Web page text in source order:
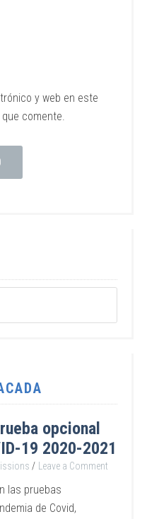
y web en este
comente.
opcional
19 2020-2021
Leave a Comment
las pruebas
de Covid,